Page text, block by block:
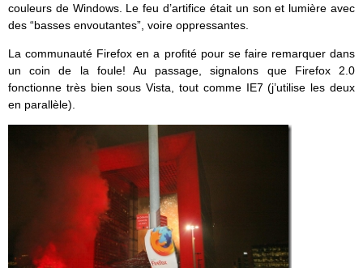
couleurs de Windows. Le feu d’artifice était un son et lumière avec
des “basses envoutantes”, voire oppressantes.
La communauté Firefox en a profité pour se faire remarquer dans
un coin de la foule! Au passage, signalons que Firefox 2.0
fonctionne très bien sous Vista, tout comme IE7 (j’utilise les deux
en parallèle).